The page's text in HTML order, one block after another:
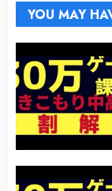
YOU MAY